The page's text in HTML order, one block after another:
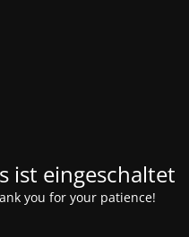
ist eingeschaltet
you for your patience!